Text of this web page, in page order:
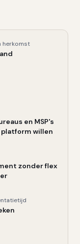
herkomst
en MSP's
willen
zonder flex